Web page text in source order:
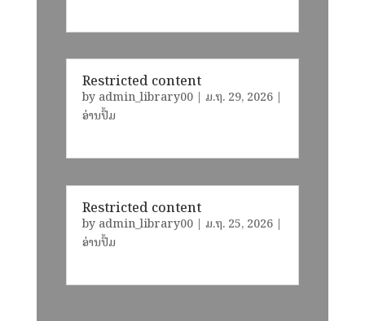
Restricted content
by admin_library00| ມ.ຖ. 29, 2026|
ອ່ານປຶ້ມ
Restricted content
by admin_library00| ມ.ຖ. 25, 2026|
ອ່ານປຶ້ມ